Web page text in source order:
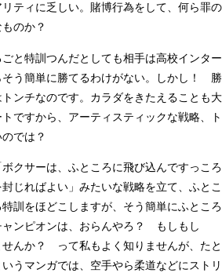
ティに乏しい。賭博行為をして、何ら罪の
のか？
と特訓つんだとしても相手は高校インター
そう簡単に勝てるわけがない。しかし！ 勝
ンチなのです。カラダをきたえることも大
ですから、アーティスティックな戦略、ト
では？
クサーは、ふところに飛び込んですっころ
じればよい」みたいな戦略を立て、ふとこ
訓をほどこしますが、そう簡単にふところ
ャンピオンは、おらんやろ？ もしもし
んか？ って私もよく知りませんが、たと
うマンガでは、空手やら柔道などにストリ